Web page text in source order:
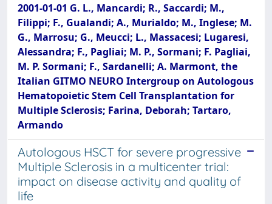
2001-01-01 G. L., Mancardi; R., Saccardi; M.,
Filippi; F., Gualandi; A., Murialdo; M., Inglese; M.
G., Marrosu; G., Meucci; L., Massacesi; Lugaresi,
Alessandra; F., Pagliai; M. P., Sormani; F. Pagliai,
M. P. Sormani; F., Sardanelli; A. Marmont, the
Italian GITMO NEURO Intergroup on Autologous
Hematopoietic Stem Cell Transplantation for
Multiple Sclerosis; Farina, Deborah; Tartaro,
Armando
Autologous HSCT for severe progressive
Multiple Sclerosis in a multicenter trial:
impact on disease activity and quality of
life